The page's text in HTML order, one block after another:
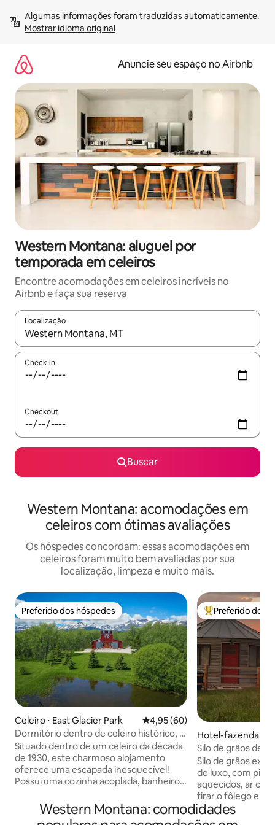
para
Mostrar idioma original
Anuncie seu espaço no Airbnb
Western Montana: aluguel por
temporada em celeiros
Encontre acomodações em celeiros incríveis no
Airbnb e faça sua reserva
Localização
Quando os resultados estiverem disponíveis, explore-os
Check-in
Checkout
Buscar
Western Montana: acomodações em
celeiros com ótimas avaliações
Os hóspedes concordam: essas acomodações em
celeiros foram muito bem avaliadas por sua
localização, limpeza e muito mais.
Preferido dos hóspedes
Preferido dos hóspedes
Celeiro ⋅ East Glacier Park 4,95 de uma avaliação média
4,95 (60)
Dormitório dentro de celeiro histórico, 1
cama + loft
Situado dentro de um celeiro da década
de 1930, este charmoso alojamento
oferece uma escapada inesquecível!
Possui uma cozinha acoplada, banheiro
aconchegante para dormir com uma
cama de solteiro. Perto da entrada de
Entre os
Preferido dos
Hotel-fazenda ⋅
Silo de grãos de
Happy Place
Silo de grãos
de luxo, com
aquecidos, ar
tirar o fôlego e
adoráveis,
grãos tem um
Western Montana: comodidades